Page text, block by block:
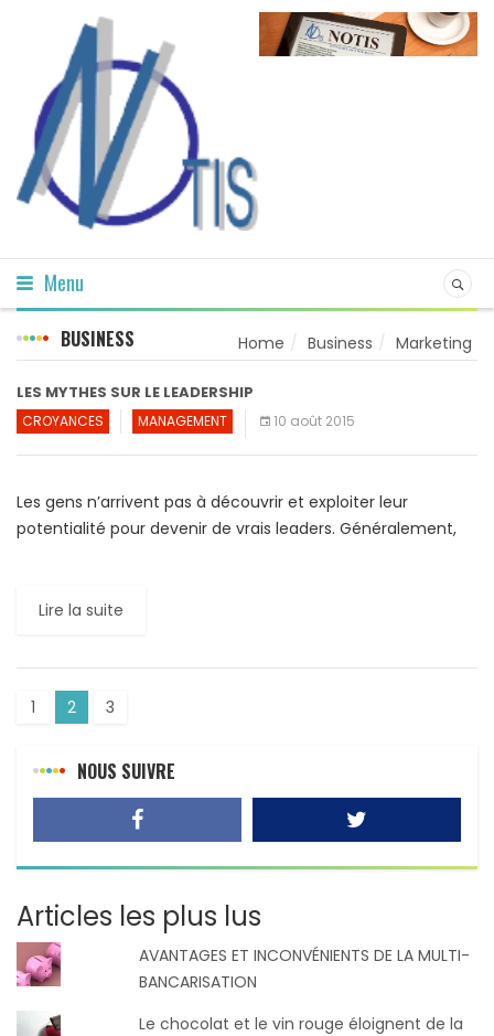
Menu
BUSINESS Home Business Marketing
LES MYTHES SUR LE LEADERSHIP
CROYANCES MANAGEMENT 10 août 2015
Les gens n’arrivent pas à découvrir et exploiter leur
potentialité pour devenir de vrais leaders. Généralement,
Lire la suite
1 2 3
NOUS SUIVRE
Articles les plus lus
AVANTAGES ET INCONVÉNIENTS DE LA MULTI-
BANCARISATION
Le chocolat et le vin rouge éloignent de la